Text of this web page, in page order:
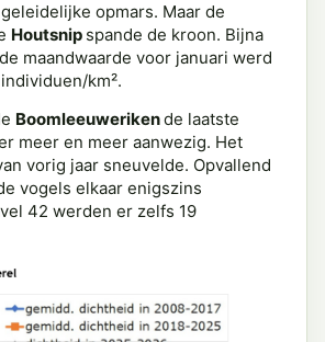
opmars. Maar de
Houtsnip spande de kroon. Bijna
maandwaarde voor januari werd
km².
Boomleeuwerikende laatste
meer en meer aanwezig. Het
vorig jaar sneuvelde. Opvallend
vogels elkaar enigszins
42 werden er zelfs 19